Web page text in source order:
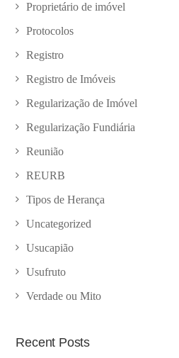
Proprietário de imóvel
Protocolos
Registro
Registro de Imóveis
Regularização de Imóvel
Regularização Fundiária
Reunião
REURB
Tipos de Herança
Uncategorized
Usucapião
Usufruto
Verdade ou Mito
Recent Posts